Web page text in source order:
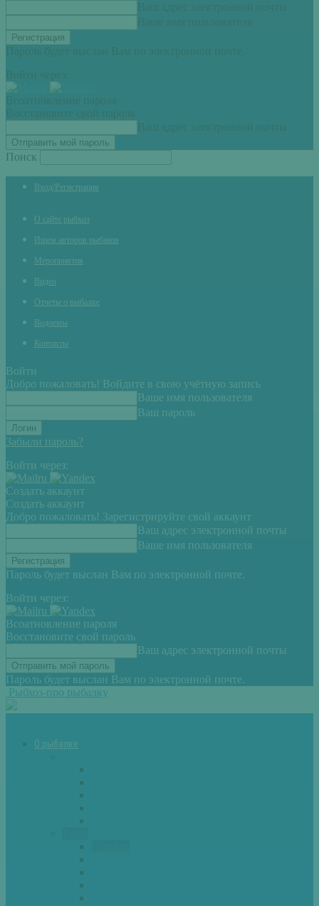
Ваш адрес электронной почты
Ваше имя пользователя
Пароль будет выслан Вам по электронной почте.
Войти через:
Всоатновление пароля
Восстановите свой пароль
Ваш адрес электронной почты
Поиск
Вход/Регистрация
О сайте рыбхоз
Ищем авторов рыбаков
Мероприятия
Видео
Отчеты о рыбалке
Водоемы
Контакты
Войти
Добро пожаловать! Войдите в свою учётную запись
Ваше имя пользователя
Ваш пароль
Забыли пароль?
Войти через:
Создать аккаунт
Создать аккаунт
Добро пожаловать! Зарегистрируйте свой аккаунт
Ваш адрес электронной почты
Ваше имя пользователя
Пароль будет выслан Вам по электронной почте.
Войти через:
Всоатновление пароля
Восстановите свой пароль
Ваш адрес электронной почты
Пароль будет выслан Вам по электронной почте.
Рыбхоз-про рыбалку
О рыбалке